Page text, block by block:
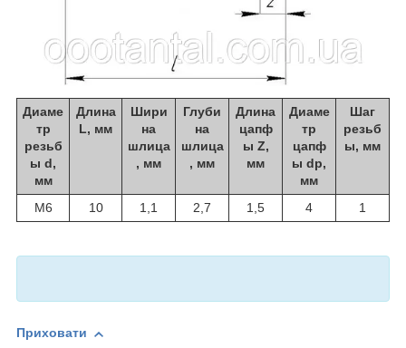
Диаме
тр
резьб
ы d,
мм
Длина
L, мм
Шири
на
шлица
, мм
Глуби
на
шлица
, мм
Длина
цапф
ы Z,
мм
Диаме
тр
цапф
ы dp,
мм
Шаг
резьб
ы, мм
М6 10 1,1 2,7 1,5 4 1
Приховати